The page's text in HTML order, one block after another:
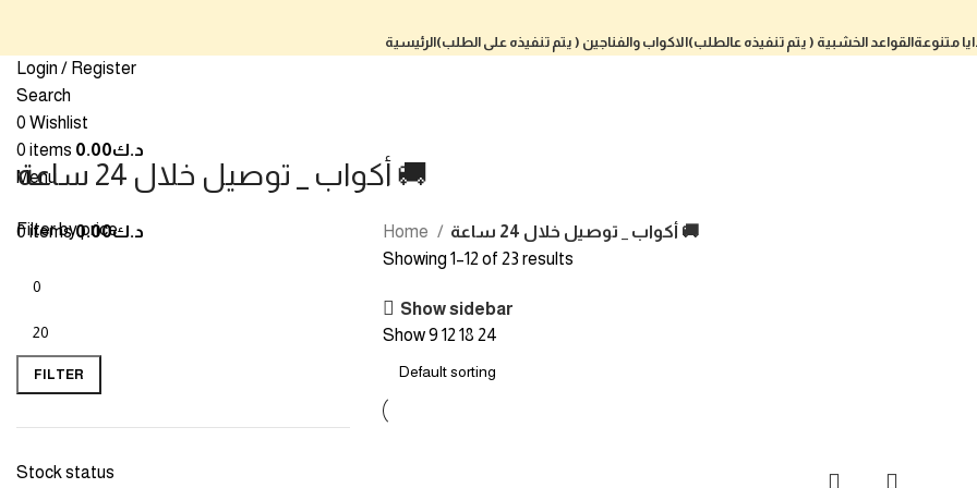
الرئيسيةالاكواب والفناجين ( يتم تنفيذه على الطلب)القواعد الخشبية ( يتم تنفيذه عالطلب)متنوعة
Login / Register
Search
0 Wishlist
0 items د.ك0.00
Menu
0items د.ك0.00
أكواب _ توصيل خلال 24 ساعة 🚚
Filter by price
FILTER
Stock status
Home
أكواب _ توصيل خلال 24 ساعة 🚚
Showing 1–12 of 23 results
Show sidebar
Show9 12 18 24